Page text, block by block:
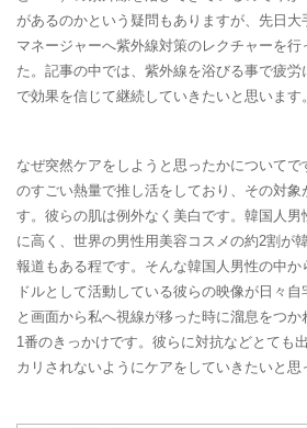
があるのかという疑問もありますが、先日大
マネージャーへ紫外線対策のレクチャーを行
た。記事の中では、紫外線を浴びる事で疲
で効果を信じて継続していきたいと思います。
なぜ突然ケアをしようと思ったかについてで
のすごい熱量で推し活をしており、その対
す。彼らの肌は例外なく美白です。韓国人
に高く、世界の男性用美容コスメの約2割が
報道もある程です。そんな韓国人男性の中か
ドルとして活動している彼らの映像が日々
と画面から私へ視線が移った時に溜息をつ
1番のきっかけです。彼らに対抗などとても
カリされないようにケアをしていきたいと思